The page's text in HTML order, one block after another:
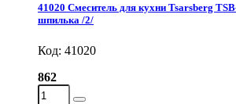
41020 Смеситель для кухни Tsarsberg
шпилька /2/
Код: 41020
862